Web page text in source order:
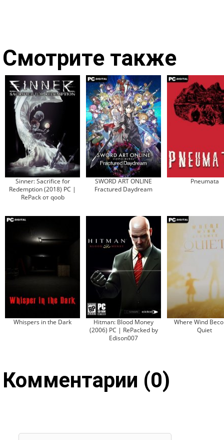
Смотрите также
Sinner: Sacrifice for
Redemption (2018) PC |
RePack от qoob
SWORD ART ONLINE
Fractured Daydream
Pneumata
Whispers in the Dark
Hitman: Blood Money
(2006) PC | RePacked by
Edison007
Where Wind
Quiet
Комментарии (0)